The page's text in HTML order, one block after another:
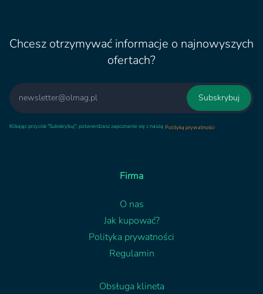
Chcesz otrzymywać informacje o najnowyszych
ofertach?
Email
Subskrybuj
Klikając przycisk "Subskrybuj", potwierdzasz zapoznanie się z naszą Polityką prywatności.
Firma
O nas
Jak kupować?
Polityka prywatności
Regulamin
Obsługa klineta